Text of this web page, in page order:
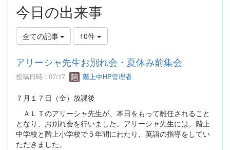
今日の出来事
全ての記事 10件
アリーシャ先生お別れ会・夏休み前集会
投稿日時 : 07/17 階上中HP管理者
７月１７日（金）放課後
ＡＬＴのアリーシャ先生が、本日をもって離任されること
となり、お別れ会を行いました。アリーシャ先生には、階上
中学校と階上小学校で５年間にわたり、英語の指導をしてい
ただきました。